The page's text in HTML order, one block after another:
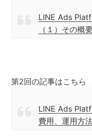
セミナー
お問い合わせ
プライバシーポリシ
LINE Ads
（１）その概
第2回の記事はこちら
LINE Ads
費用、運用方